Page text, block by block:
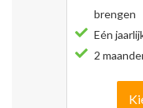
brengen
Eén
2